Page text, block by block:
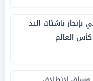
ناشئات اليد
العالم